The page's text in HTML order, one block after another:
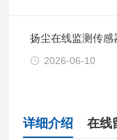
扬尘在线监测传感
2026-06-10
详细介绍 在线